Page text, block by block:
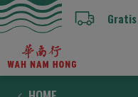
Gratis